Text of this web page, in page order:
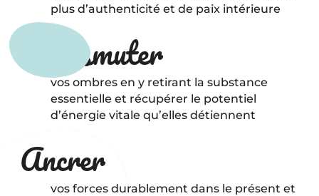
plus d’authenticité et de paix intérieure
Transmuter
vos ombres en y retirant la substance
essentielle et récupérer le potentiel
d’énergie vitale qu’elles détiennent
Ancrer
vos forces durablement dans le présent et